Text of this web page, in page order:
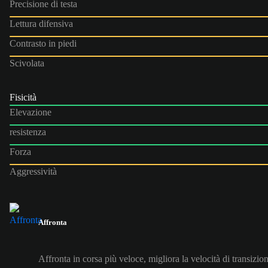
Precisione di testa
Lettura difensiva
Contrasto in piedi
Scivolata
Fisicità
Elevazione
resistenza
Forza
Aggressività
Affronta
Affronta in corsa più veloce, migliora la velocità di